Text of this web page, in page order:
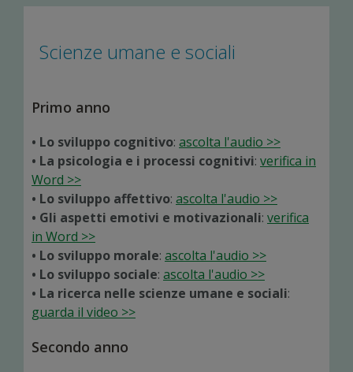
Scienze umane e sociali
Primo anno
• Lo sviluppo cognitivo: ascolta l'audio >>
• La psicologia e i processi cognitivi: verifica in
Word >>
• Lo sviluppo affettivo: ascolta l'audio >>
• Gli aspetti emotivi e motivazionali: verifica
in Word >>
• Lo sviluppo morale: ascolta l'audio >>
• Lo sviluppo sociale: ascolta l'audio >>
• La ricerca nelle scienze umane e sociali:
guarda il video >>
Secondo anno